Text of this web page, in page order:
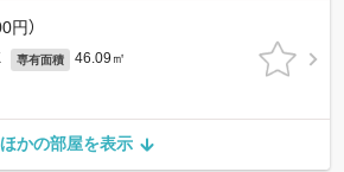
円）
専有面積 46.09㎡
ほかの部屋を表示